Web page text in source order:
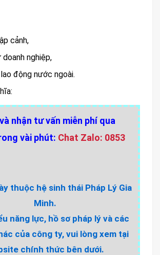
cảnh,
doanh nghiệp,
động nước ngoài.
nhận tư vấn miễn phí qua
vài phút: Chat Zalo: 0853
thuộc hệ sinh thái Pháp Lý Gia
Minh.
năng lực, hồ sơ pháp lý và các
của công ty, vui lòng xem tại
chính thức bên dưới.